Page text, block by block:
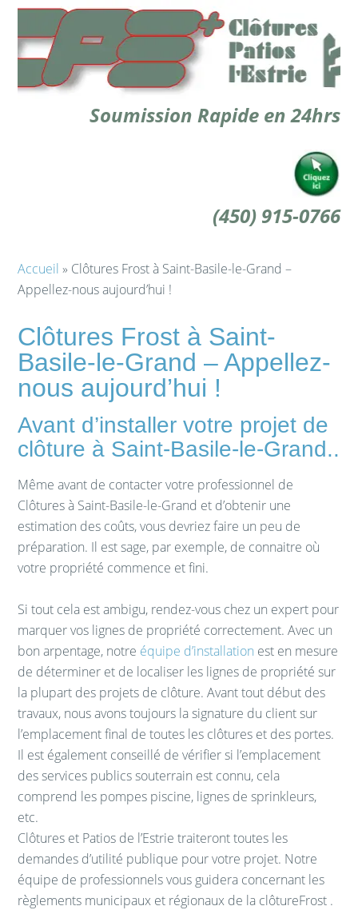
Soumission Rapide en 24hrs
(450) 915-0766
Accueil » Clôtures Frost à Saint-Basile-le-Grand –
Appellez-nous aujourd’hui !
Clôtures Frost à Saint-
Basile-le-Grand – Appellez-
nous aujourd’hui !
Avant d’installer votre projet de
clôture à Saint-Basile-le-Grand..
Même avant de contacter votre professionnel de
Clôtures à Saint-Basile-le-Grand et d’obtenir une
estimation des coûts, vous devriez faire un peu de
préparation. Il est sage, par exemple, de connaitre où
votre propriété commence et fini.
Si tout cela est ambigu, rendez-vous chez un expert pour
marquer vos lignes de propriété correctement. Avec un
bon arpentage, notre équipe d’installation est en mesure
de déterminer et de localiser les lignes de propriété sur
la plupart des projets de clôture. Avant tout début des
travaux, nous avons toujours la signature du client sur
l’emplacement final de toutes les clôtures et des portes.
Il est également conseillé de vérifier si l’emplacement
des services publics souterrain est connu, cela
comprend les pompes piscine, lignes de sprinkleurs,
etc.
Clôtures et Patios de l’Estrie traiteront toutes les
demandes d’utilité publique pour votre projet. Notre
équipe de professionnels vous guidera concernant les
règlements municipaux et régionaux de la clôtureFrost .